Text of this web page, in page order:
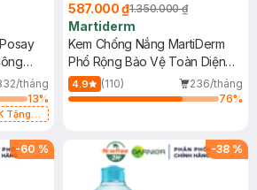
tháng
13%
Tặng
587.000 ₫1.350.000 ₫
Martiderm
Kem Chống Nắng MartiDerm
Phổ Rộng Bảo Vệ Toàn Diện
40ml
4.9 (110)
236/tháng
76%
-60 % -38 %